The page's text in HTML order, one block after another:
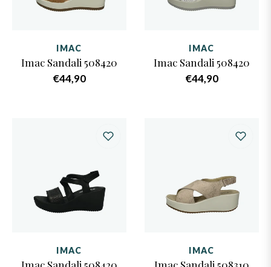
IMAC
Imac Sandali 508420
Prezzo
€44,90
IMAC
Imac Sandali 508420
Prezzo
€44,90
IMAC IMAC